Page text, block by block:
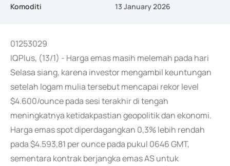
Komoditi 13 January 2026
01253029
IQPlus, (13/1) - Harga emas masih melemah pada hari
Selasa siang, karena investor mengambil keuntungan
setelah logam mulia tersebut mencapai rekor level
$4.600/ounce pada sesi terakhir di tengah
meningkatnya ketidakpastian geopolitik dan ekonomi.
Harga emas spot diperdagangkan 0,3% lebih rendah
pada $4.593,81 per ounce pada pukul 0646 GMT,
sementara kontrak berjangka emas AS untuk